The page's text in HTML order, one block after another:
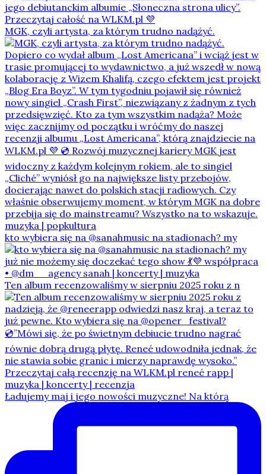
MGK, czyli artysta, za którym trudno nadążyć.
kto wybiera się na @sanahmusic na stadionach? my
Ten album recenzowaliśmy w sierpniu 2025 roku z n
Ładujemy maj i jego nowości muzyczne! Na którą